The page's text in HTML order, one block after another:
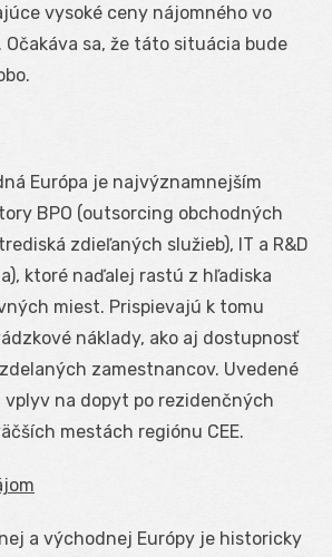
vysoké ceny nájomného vo
sa, že táto situácia bude
Európa je najvýznamnejším
BPO (outsorcing obchodných
zdieľaných služieb), IT a R&D
ktoré naďalej rastú z hľadiska
miest. Prispievajú k tomu
náklady, ako aj dostupnosť
zamestnancov. Uvedené
na dopyt po rezidenčných
mestách regiónu CEE.
a východnej Európy je historicky